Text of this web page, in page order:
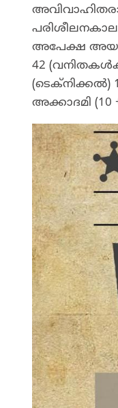
അപേക്ഷ
42
(ടെക്നിക്കൽ)
അക്കാദമി (10